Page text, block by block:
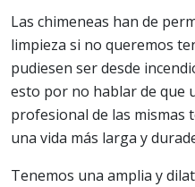
Las chimeneas han de
limpieza si no queremos
pudiesen ser desde
esto por no hablar de que
profesional de las mismas
una vida más larga y
Tenemos una amplia y